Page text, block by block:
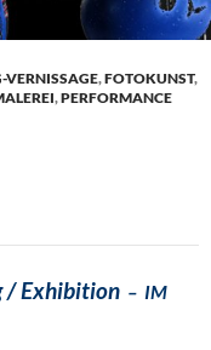
VERNISSAGE,FOTOKUNST,
,PERFORMANCE
/ Exhibition – IM